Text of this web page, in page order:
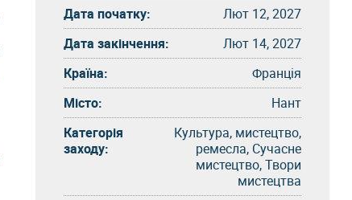
Дата початку:
Лют 12, 2027
Дата закінчення:
Лют 14, 2027
Країна:
Франція
Місто:
Нант
Категорія
заходу:
Культура, мистецтво,
ремесла, Сучасне
мистецтво, Твори
мистецтва